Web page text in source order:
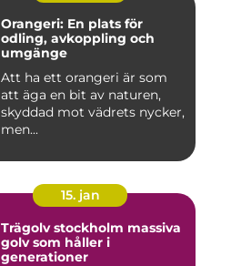
Orangeri: En plats för
odling, avkoppling och
umgänge
Att ha ett orangeri är som
att äga en bit av naturen,
skyddad mot vädrets nycker,
men...
15. jan
Trägolv stockholm massiva
golv som håller i
generationer